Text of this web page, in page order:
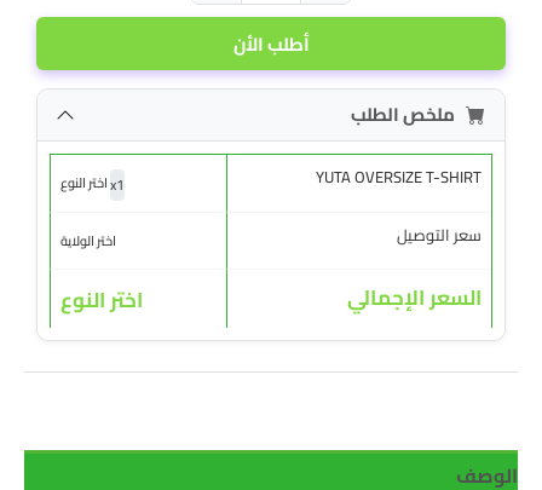
أطلب الأن
ملخص الطلب
YUTA OVERSIZE T-SHIRT
x1 اختر النوع
سعر التوصيل اختر الولاية
السعر الإجمالي اختر النوع
الوصف